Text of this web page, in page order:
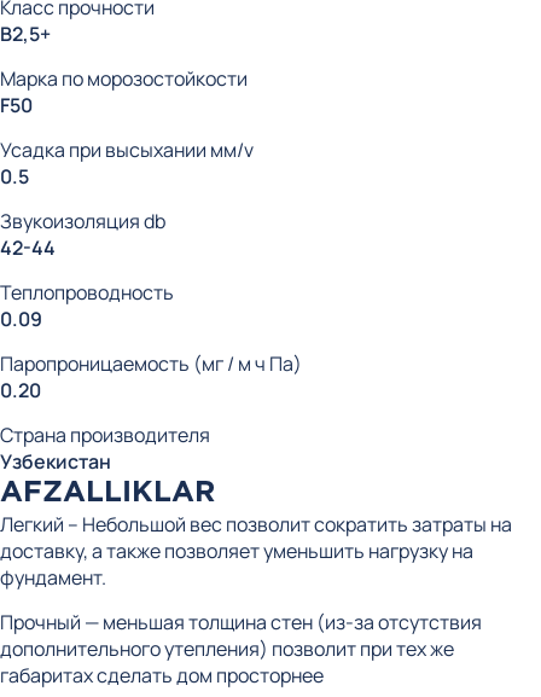
Класс прочности
В2,5+
Марка по морозостойкости
F50
Усадка при высыхании мм/v
0.5
Звукоизоляция db
42-44
Теплопроводность
0.09
Паропроницаемость (мг / м ч Па)
0.20
Страна производителя
Узбекистан
AFZALLIKLAR
Легкий – Небольшой вес позволит сократить затраты на
доставку, а также позволяет уменьшить нагрузку на
фундамент.
Прочный — меньшая толщина стен (из-за отсутствия
дополнительного утепления) позволит при тех же
габаритах сделать дом просторнее